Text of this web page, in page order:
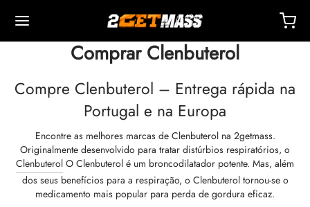
Comprar Clenbuterol
Compre Clenbuterol – Entrega rápida na
Portugal e na Europa
Encontre as melhores marcas de Clenbuterol na 2getmass.
Originalmente desenvolvido para tratar distúrbios respiratórios, o
Clenbuterol O Clenbuterol é um broncodilatador potente. Mas, além
dos seus benefícios para a respiração, o Clenbuterol tornou-se o
medicamento mais popular para perda de gordura eficaz.
Back
🇪🇺
Back
🇺🇸
Back
🌍
Back
Back
De Masteron (Drostanolona)
Back
Back
Back
Back
/ T6
Back
Back
Back
De Injeção
Back
I
Back
II
Back
De Peso
Back
Back
Back
Back